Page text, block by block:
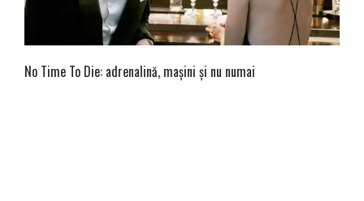
No Time To Die: adrenalină, mașini și nu numai